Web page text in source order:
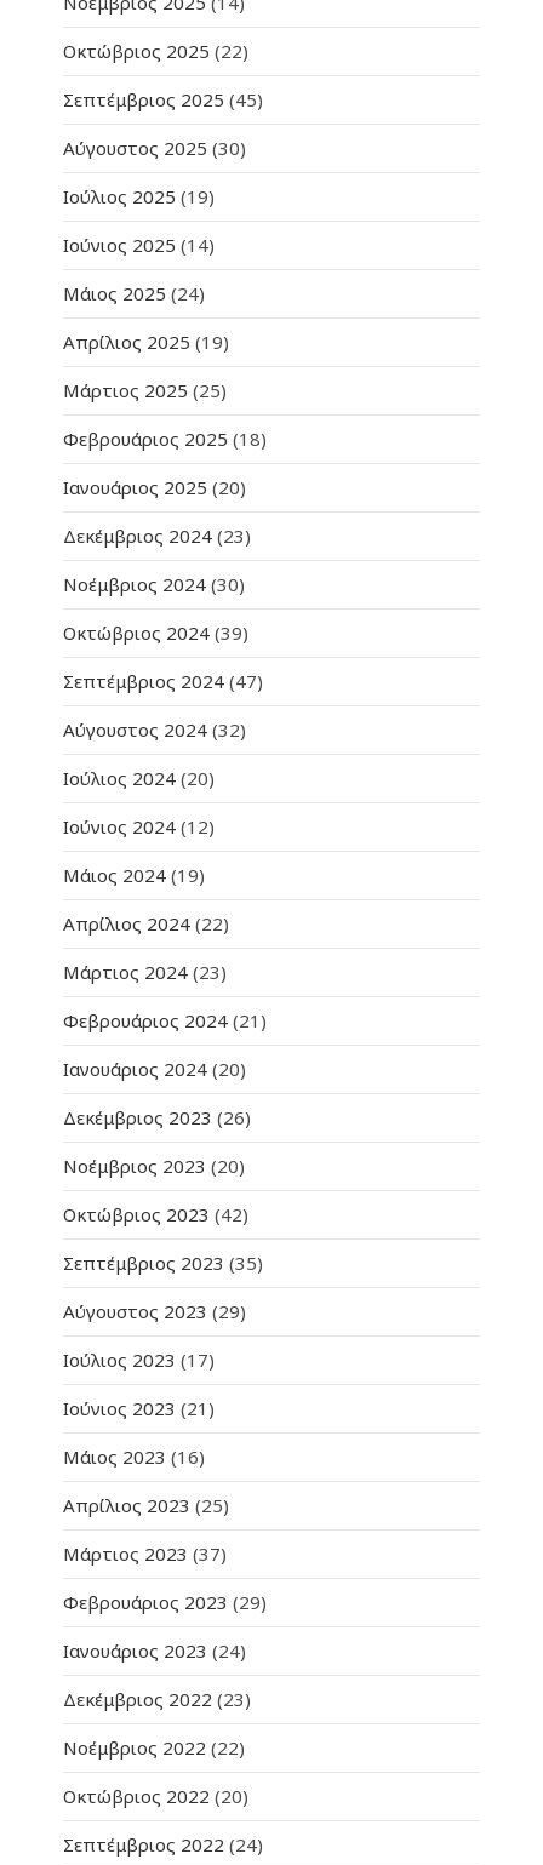
Οκτώβριος 2025 (22)
Σεπτέμβριος 2025 (45)
Αύγουστος 2025 (30)
Ιούλιος 2025 (19)
Ιούνιος 2025 (14)
Μάιος 2025 (24)
Απρίλιος 2025 (19)
Μάρτιος 2025 (25)
Φεβρουάριος 2025 (18)
Ιανουάριος 2025 (20)
Δεκέμβριος 2024 (23)
Νοέμβριος 2024 (30)
Οκτώβριος 2024 (39)
Σεπτέμβριος 2024 (47)
Αύγουστος 2024 (32)
Ιούλιος 2024 (20)
Ιούνιος 2024 (12)
Μάιος 2024 (19)
Απρίλιος 2024 (22)
Μάρτιος 2024 (23)
Φεβρουάριος 2024 (21)
Ιανουάριος 2024 (20)
Δεκέμβριος 2023 (26)
Νοέμβριος 2023 (20)
Οκτώβριος 2023 (42)
Σεπτέμβριος 2023 (35)
Αύγουστος 2023 (29)
Ιούλιος 2023 (17)
Ιούνιος 2023 (21)
Μάιος 2023 (16)
Απρίλιος 2023 (25)
Μάρτιος 2023 (37)
Φεβρουάριος 2023 (29)
Ιανουάριος 2023 (24)
Δεκέμβριος 2022 (23)
Νοέμβριος 2022 (22)
Οκτώβριος 2022 (20)
Σεπτέμβριος 2022 (24)